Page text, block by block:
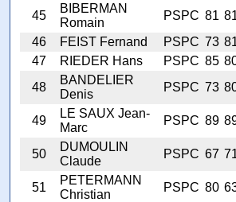
45
BIBERMAN
Romain
PSPC 81
46
FEIST Fernand PSPC 73
47
RIEDER Hans PSPC 85
48
BANDELIER
Denis
PSPC 73
49
LE SAUX Jean-
Marc
PSPC 89
50
DUMOULIN
Claude
PSPC 67
51
PETERMANN
Christian
PSPC 80